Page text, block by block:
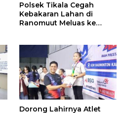
Polsek Tikala Cegah
Kebakaran Lahan di
Ranomuut Meluas ke
Dorong Lahirnya Atlet